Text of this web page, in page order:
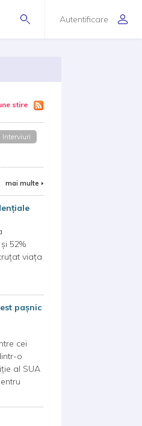
Autentificare
stire
Interviuri
mai multe
52%
viața
pașnic
cei
o
al SUA